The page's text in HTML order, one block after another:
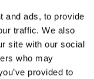
and ads, to provide
traffic. We also
site with our social
who may
provided to